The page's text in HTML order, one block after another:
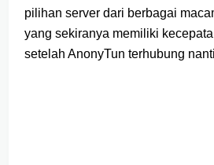
pilihan server dari berbagai
yang sekiranya memiliki
setelah AnonyTun terhubung